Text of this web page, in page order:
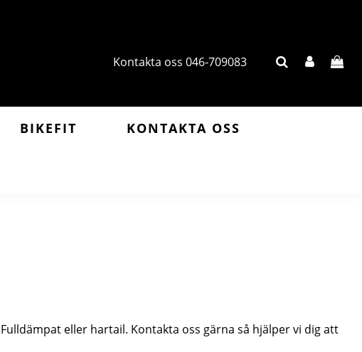
Kontakta oss 046-709083
BIKEFIT KONTAKTA OSS
eller hartail. Kontakta oss gärna så hjälper vi dig att